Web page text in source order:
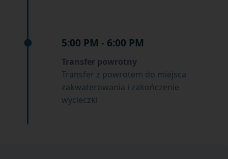
5:00 PM - 6:00 PM
Transfer powrotny
Transfer z powrotem do miejsca
zakwaterowania i zakończenie
wycieczki